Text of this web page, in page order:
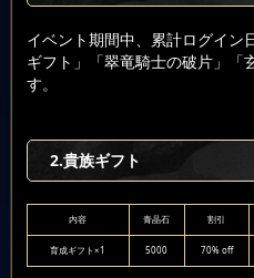
イベント期間中、累計ログイン
ギフト」「翠竜騎士の破片」「
す。
2.貴族ギフト
内容 青晶石 割引
育成ギフト×1 5000 70% off